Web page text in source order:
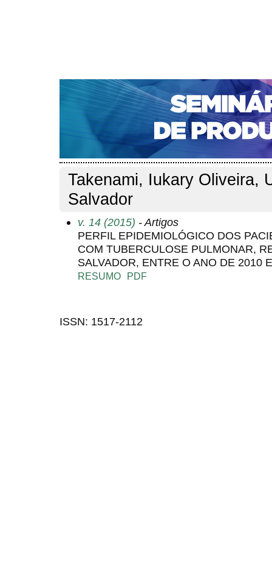
CAPA SOBRE ACESSO
NOTÍCIAS
PORTAL DE REVISTAS DA UNIFACS
Pesquisa > Perfil do autor
Perfil do autor
Takenami, Iukary Oliveira,
Salvador
v. 14 (2015) - Artigos
PERFIL EPIDEMIOLÓGICO DOS
COM TUBERCULOSE PULMONAR,
SALVADOR, ENTRE O ANO DE 2010
RESUMO PDF
ISSN: 1517-2112